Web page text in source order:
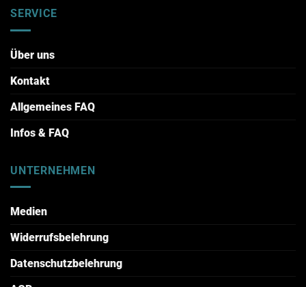
SERVICE
Über uns
Kontakt
Allgemeines FAQ
Infos & FAQ
UNTERNEHMEN
Medien
Widerrufsbelehrung
Datenschutzbelehrung